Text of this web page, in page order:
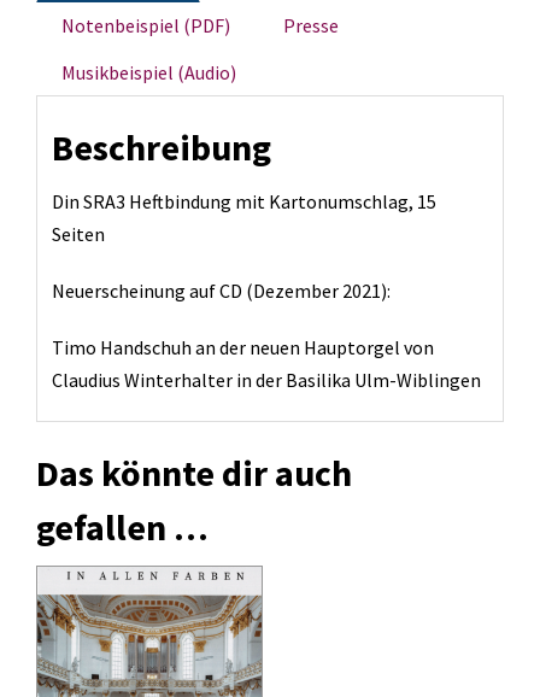
solo
Pedal
Notenbeispiel (PDF)
Presse
Musikbeispiel (Audio)
Beschreibung
Din SRA3 Heftbindung mit Kartonumschlag, 15
Seiten
Neuerscheinung auf CD (Dezember 2021):
Timo Handschuh an der neuen Hauptorgel von
Claudius Winterhalter in der Basilika Ulm-Wiblingen
Das könnte dir auch
gefallen …